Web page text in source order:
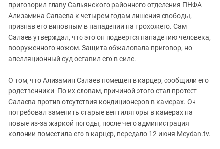
Южная Осетия
Южный Кавказ
ЮФО
приговорил главу Сальянского районного отделения ПНФА
Ализамина Салаева к четырем годам лишения свободы,
признав его виновным в нападении на прохожего. Сам
Салаев утверждал, что это он подвергся нападению человека,
вооруженного ножом. Защита обжаловала приговор, но
апелляционный суд оставил его в силе.
О том, что Ализамин Салаев помещен в карцер, сообщили его
родственники. По их словам, причиной этого стал протест
Салаева против отсутствия кондиционеров в камерах. Он
потребовал заменить старые вентиляторы в камерах на
новые из-за жаркой погоды, после чего администрация
колонии поместила его в карцер, передало 12 июня Meydan.tv.